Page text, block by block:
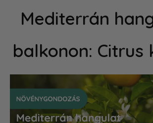
Mediterrán
balkonon: Citrus